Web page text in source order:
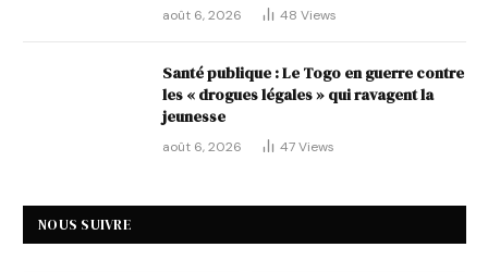
août 6, 2026 48 Views
Santé publique : Le Togo en guerre contre
les « drogues légales » qui ravagent la
jeunesse
août 6, 2026 47Views
NOUS SUIVRE